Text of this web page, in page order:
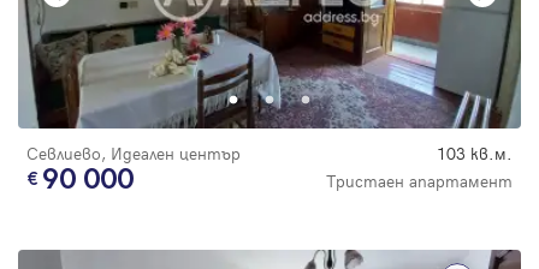
Севлиево, Идеален център 103 кв.м.
90 000 Тристаен апартамент